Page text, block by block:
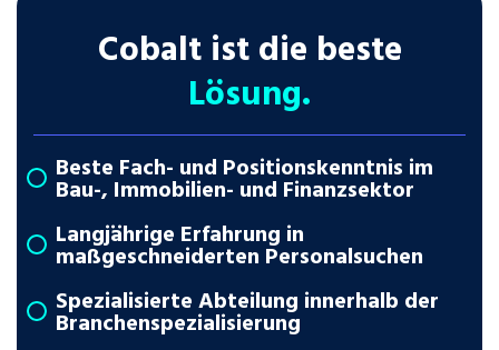
Cobalt ist die beste
Lösung.
Beste Fach- und Positionskenntnis im
Bau-, Immobilien- und Finanzsektor
Langjährige Erfahrung in
maßgeschneiderten Personalsuchen
Spezialisierte Abteilung innerhalb der
Branchenspezialisierung